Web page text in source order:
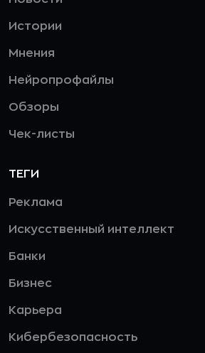
Истории
Мнения
Нейропрофайлы
Обзоры
Чек-листы
ТЕГИ
Реклама
Искусственный интеллект
Банки
Бизнес
Карьера
Кибербезопасность